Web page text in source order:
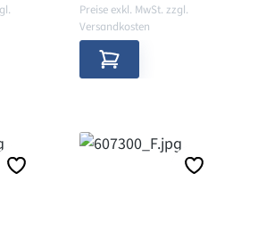
Preise exkl. MwSt. zzgl.
Versandkosten